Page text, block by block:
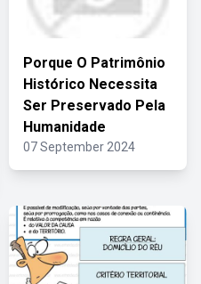
Porque O Patrimônio
Histórico Necessita
Ser Preservado Pela
Humanidade
07 September 2024